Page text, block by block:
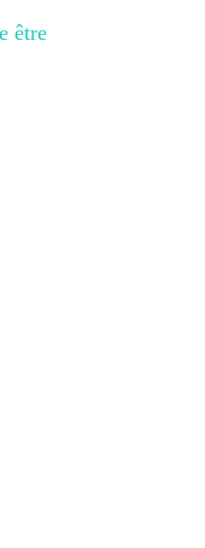
être